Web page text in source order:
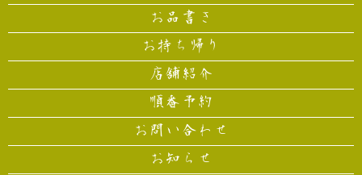
お品書き
お持ち帰り
店舗紹介
順番予約
お問い合わせ
お知らせ